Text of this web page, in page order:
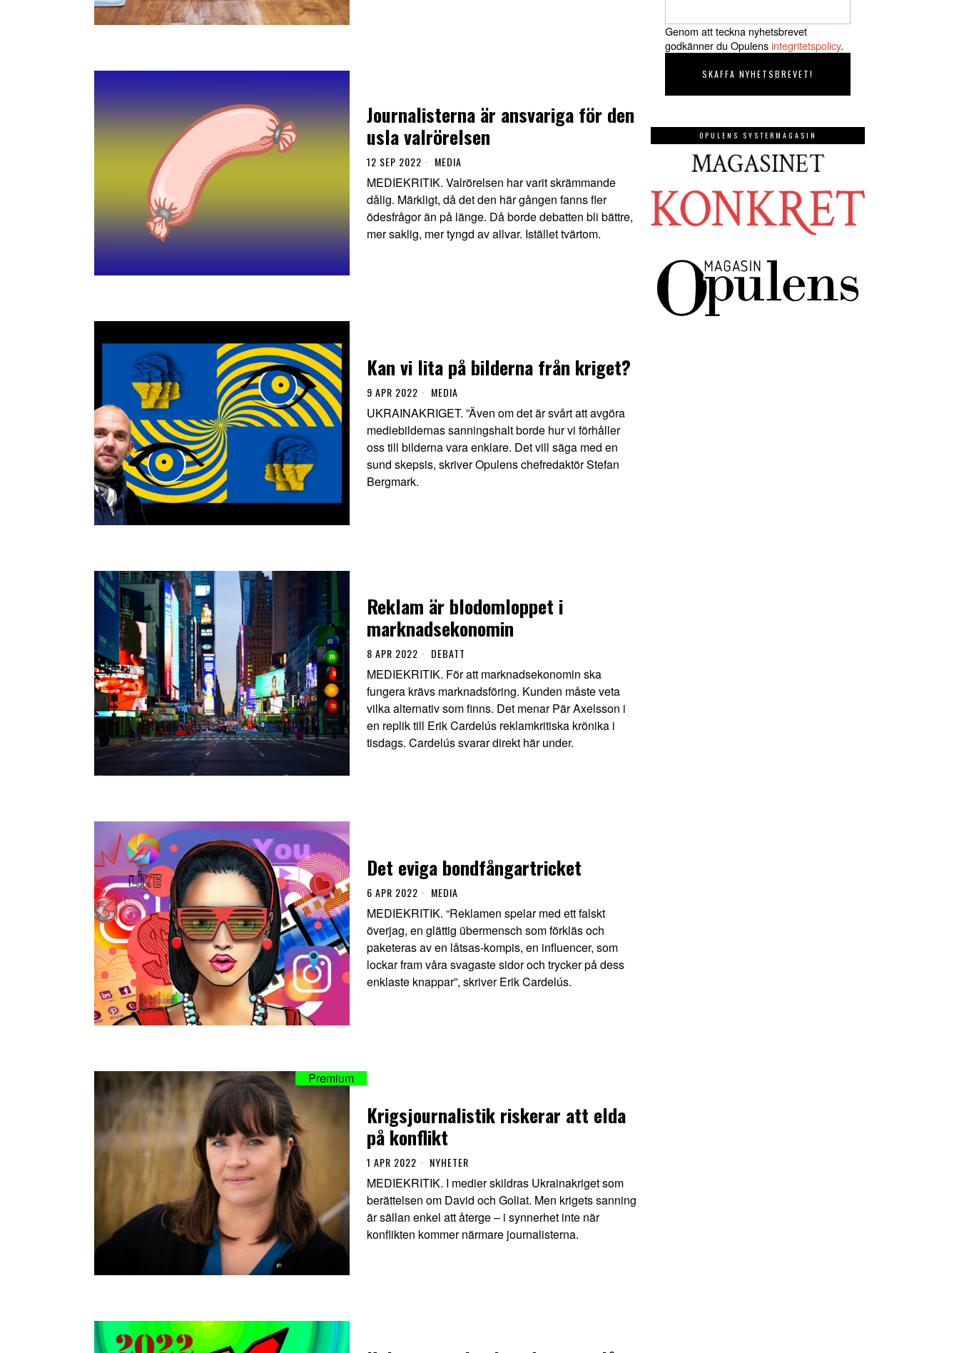
Journalisterna är ansvariga för den
usla valrörelsen
12 SEP 2022 MEDIA
MEDIEKRITIK. Valrörelsen har varit skrämmande
dålig. Märkligt, då det den här gången fanns fler
ödesfrågor än på länge. Då borde debatten bli bättre,
mer saklig, mer tyngd av allvar. Istället tvärtom.
Kan vi lita på bilderna från kriget?
9 APR 2022 MEDIA
UKRAINAKRIGET. ”Även om det är svårt att avgöra
mediebildernas sanningshalt borde hur vi förhåller
oss till bilderna vara enklare. Det vill säga med en
sund skepsis, skriver Opulens chefredaktör Stefan
Bergmark.
Reklam är blodomloppet i
marknadsekonomin
8 APR 2022 DEBATT
MEDIEKRITIK. För att marknadsekonomin ska
fungera krävs marknadsföring. Kunden måste veta
vilka alternativ som finns. Det menar Pär Axelsson i
en replik till Erik Cardelús reklamkritiska krönika i
tisdags. Cardelús svarar direkt här under.
Det eviga bondfångartricket
6 APR 2022 MEDIA
MEDIEKRITIK. “Reklamen spelar med ett falskt
överjag, en glättig übermensch som förkläs och
paketeras av en låtsas-kompis, en influencer, som
lockar fram våra svagaste sidor och trycker på dess
enklaste knappar”, skriver Erik Cardelús.
Krigsjournalistik riskerar att elda
på konflikt
1 APR 2022 NYHETER
MEDIEKRITIK. I medier skildras Ukrainakriget som
berättelsen om David och Goliat. Men krigets sanning
är sällan enkel att återge – i synnerhet inte när
konflikten kommer närmare journalisterna.
Genom att teckna nyhetsbrevet
godkänner du Opulensintegritetspolicy.
OPULENS SYSTERMAGASIN